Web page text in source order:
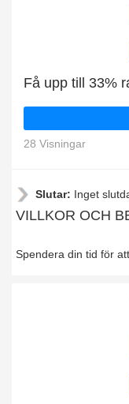
Få upp till 33%
28 Visningar
Slutar: Inget
VILLKOR OCH
Spendera din tid för